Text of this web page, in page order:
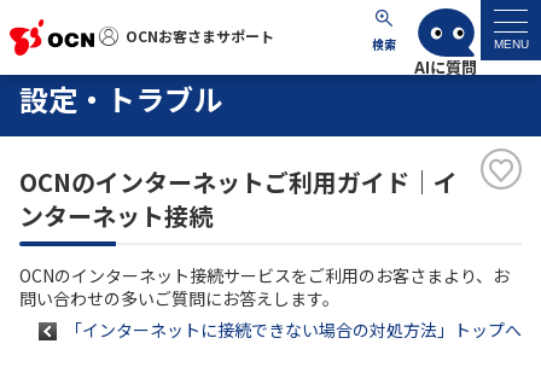
OCNお客さまサポート 検索 MENU
OCNお客さまサポート
サポートトップ
サービス名から探す
よくあるご質問
設定・トラブル
OCNのインターネットご利用ガイド｜イ
ンターネット接続
OCNのインターネット接続サービスをご利用のお客さまより、お
問い合わせの多いご質問にお答えします。
「インターネットに接続できない場合の対処方法」トップへ